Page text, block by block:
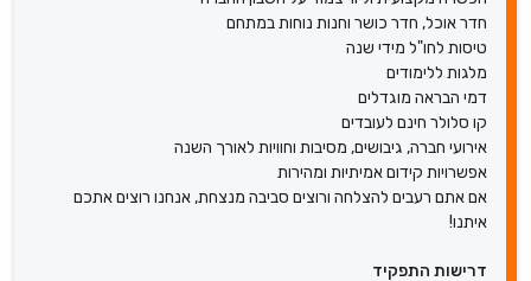
חדר אוכל, חדר כושר וחנות נוחות במתחם
טיסות לחו"ל מידי שנה
מלגות ללימודים
דמי הבראה מוגדלים
קו סלולר חינם לעובדים
אירועי חברה, גיבושים, מסיבות וחוויות לאורך השנה
אפשרויות קידום אמיתיות ומהירות
אם אתם רעבים להצלחה ורוצים סביבה מנצחת, אנחנו רוצים אתכם
איתנו!
דרישות התפקיד